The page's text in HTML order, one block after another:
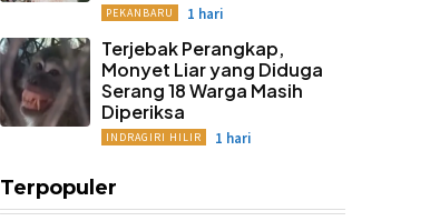
PEKANBARU 1 hari
Terjebak Perangkap,
Monyet Liar yang Diduga
Serang 18 Warga Masih
Diperiksa
INDRAGIRI HILIR 1 hari
Terpopuler